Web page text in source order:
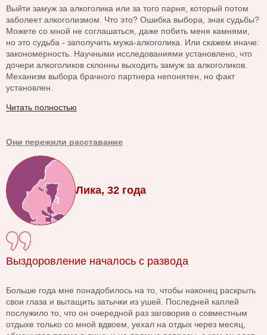
Выйти замуж за алкоголика или за того парня, который потом
заболеет алкоголизмом. Что это? Ошибка выбора, знак судьбы?
Можете со мной не соглашаться, даже побить меня камнями,
но это судьба - заполучить мужа-алкоголика. Или скажем иначе:
закономерность. Научными исследованиями установлено, что
дочери алкоголиков склонны выходить замуж за алкоголиков.
Механизм выбора брачного партнера непонятен, но факт
установлен.
Читать полностью
Они пережили расставание
Лика, 32 года
Выздоровление началось с развода
Больше года мне понадобилось на то, чтобы наконец раскрыть
свои глаза и вытащить затычки из ушей. Последней каплей
послужило то, что он очередной раз заговорив о совместным
отдыхе только со мной вдвоем, уехал на отдых через месяц,